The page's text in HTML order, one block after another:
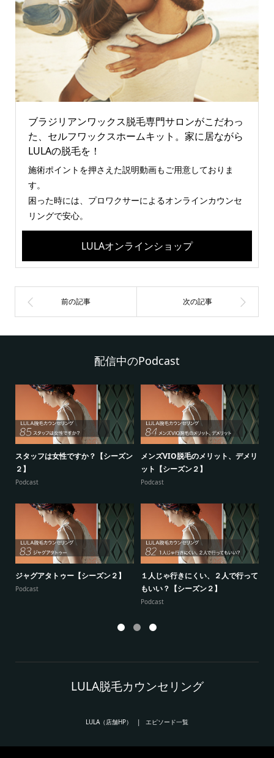
ブラジリアンワックス脱毛専門サロンがこだわっ
た、セルフワックスホームキット。家に居ながら
LULAの脱毛を！
施術ポイントを押さえた説明動画もご用意しておりま
す。
困った時には、プロワクサーによるオンラインカウンセ
リングで安心。
LULAオンラインショップ
配信中のPodcast
スタッフは女性ですか？【シーズン
２】
Podcast
メンズVIO脱毛のメリット、デメリ
ット【シーズン２】
Podcast
ジャグアタトゥー【シーズン２】
Podcast
１人じゃ行きにくい、２人で行って
もいい？【シーズン２】
Podcast
LULA脱毛カウンセリング
LULA（店舗HP） エピソード一覧